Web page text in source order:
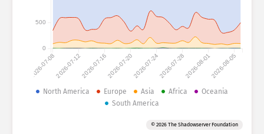
Pagalba
Duomenų rinkinys
Persidengia
2026-07-082026-07-122026-07-162026-07-202026-07-242026-07-282026-08-012026-08-05
0
500
North America Europe Asia Africa
Oceania
South America
© 2026 The Shadowserver Foundation